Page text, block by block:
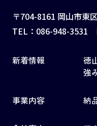
〒704-8161 岡山市東
TEL： 086-948-3531
新着情報
徳
強
事業内容 納